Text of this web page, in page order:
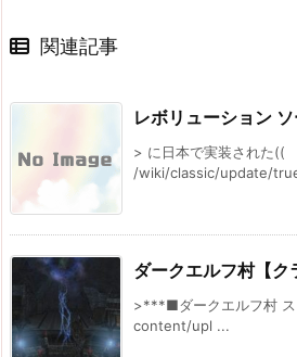
関連記事
レボリューション ソ
> に日本で実装された((
/wiki/classic/update/
ダークエルフ村【ク
>***■ダークエルフ村
content/upl ...